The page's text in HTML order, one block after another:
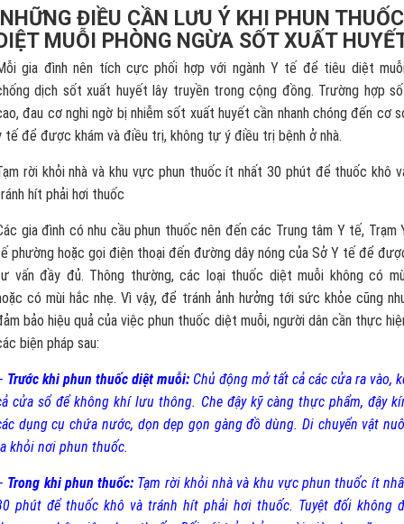
NHỮNG ĐIỀU CẦN LƯU Ý KHI PHUN THUỐC
MUỖI PHÒNG NGỪA SỐT XUẤT
gia đình nên tích cực phối hợp với ngành Y tế để tiêu diệt
dịch sốt xuất huyết lây truyền trong cộng đồng. Trường hợp
đau cơ nghi ngờ bị nhiễm sốt xuất huyết cần nhanh chóng đến cơ
tế để được khám và điều trị, không tự ý điều trị bệnh ở nhà.
rời khỏi nhà và khu vực phun thuốc ít nhất 30 phút để thuốc khô
hít phải hơi thuốc
gia đình có nhu cầu phun thuốc nên đến các Trung tâm Y tế, Trạm
phường hoặc gọi điện thoại đến đường dây nóng của Sở Y tế để
vấn đầy đủ. Thông thường, các loại thuốc diệt muỗi không có
có mùi hắc nhẹ. Vì vậy, để tránh ảnh hưởng tới sức khỏe cũng
bảo hiệu quả của việc phun thuốc diệt muỗi, người dân cần thực
biện pháp sau:
Trước khi phun thuốc diệt muỗi: Chủ động mở tất cả các cửa ra vào,
cửa sổ để không khí lưu thông. Che đậy kỹ càng thực phẩm, đậy
dụng cụ chứa nước, dọn dẹp gọn gàng đồ dùng. Di chuyển vật
khỏi nơi phun thuốc.
Trong khi phun thuốc: Tạm rời khỏi nhà và khu vực phun thuốc ít
phút để thuốc khô và tránh hít phải hơi thuốc. Tuyệt đối không